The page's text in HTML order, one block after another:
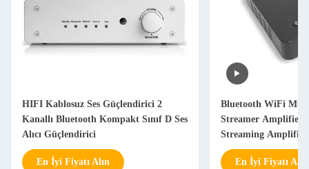
HIFI Kablosuz Ses Güçlendirici 2
Kanallı Bluetooth Kompakt Sınıf D Ses
Alıcı Güçlendirici
En İyi Fiyatı Alın
Bluetooth WiFi
Streamer Amplifier
Streaming Amplifier
En İyi Fiyatı Alın